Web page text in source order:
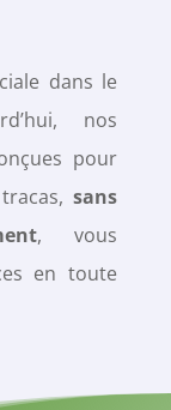
dans le
nos
pour
tracas,sans
, vous
en toute